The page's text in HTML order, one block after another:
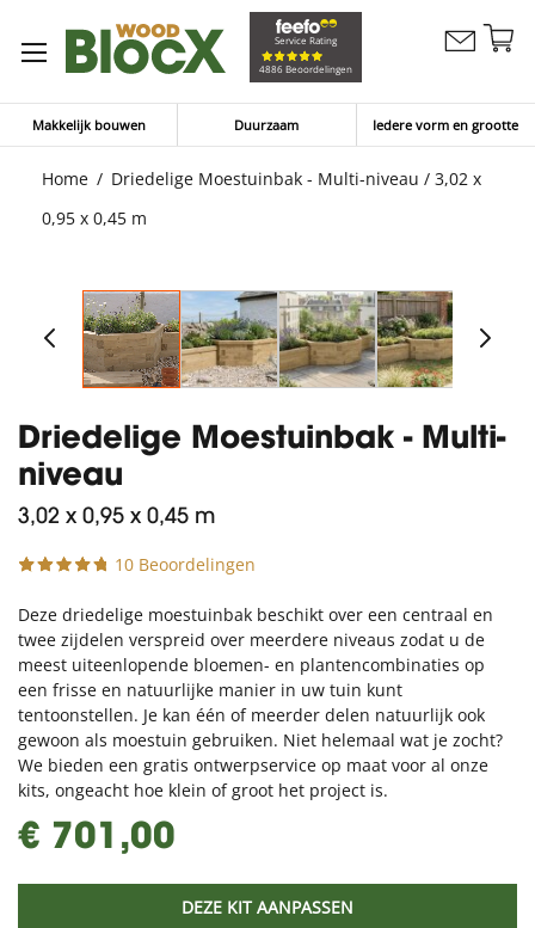
Service Rating
4886 Beoordelingen
Contacteer
Makkelijk bouwen Duurzaam Iedere vorm en grootte
Home
Driedelige Moestuinbak - Multi-niveau / 3,02 x
0,95 x 0,45 m
Driedelige Moestuinbak - Multi-
niveau
3,02 x 0,95 x 0,45 m
10 Beoordelingen
Deze driedelige moestuinbak beschikt over een centraal en
twee zijdelen verspreid over meerdere niveaus zodat u de
meest uiteenlopende bloemen- en plantencombinaties op
een frisse en natuurlijke manier in uw tuin kunt
tentoonstellen. Je kan één of meerder delen natuurlijk ook
gewoon als moestuin gebruiken. Niet helemaal wat je zocht?
We bieden een gratis ontwerpservice op maat voor al onze
kits, ongeacht hoe klein of groot het project is.
€ 701,00
DEZE KIT AANPASSEN